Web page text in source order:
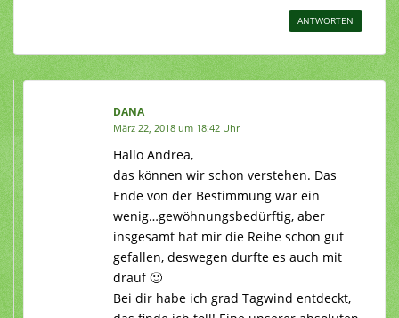
ANTWORTEN
DANA
März 22, 2018 um 18:42 Uhr
Hallo Andrea,
das können wir schon verstehen. Das
Ende von der Bestimmung war ein
wenig…gewöhnungsbedürftig, aber
insgesamt hat mir die Reihe schon gut
gefallen, deswegen durfte es auch mit
drauf 🙂
Bei dir habe ich grad Tagwind entdeckt,